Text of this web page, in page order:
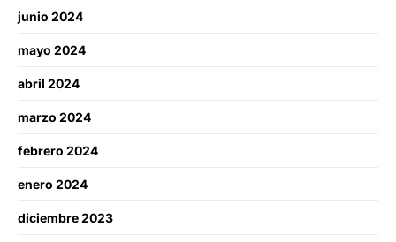
junio 2024
mayo 2024
abril 2024
marzo 2024
febrero 2024
enero 2024
diciembre 2023